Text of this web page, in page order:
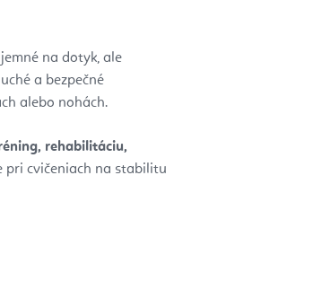
jemné na dotyk, ale
a bezpečné
alebo nohách.
rehabilitáciu,
pri cvičeniach na stabilitu